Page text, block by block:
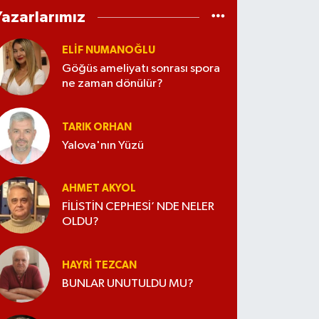
ELİF NUMANOĞLU
Göğüs ameliyatı sonrası spora
ne zaman dönülür?
TARIK ORHAN
Yalova'nın Yüzü
AHMET AKYOL
FİLİSTİN CEPHESİ’ NDE NELER
OLDU?
HAYRI TEZCAN
BUNLAR UNUTULDU MU?